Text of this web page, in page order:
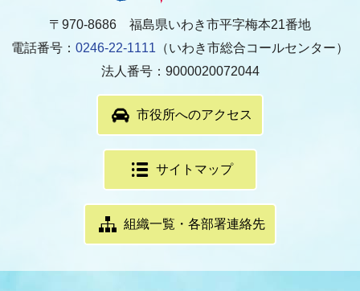
〒970-8686 福島県いわき市平字梅本21番地
電話番号： 0246-22-1111 （いわき市総合コールセンター）
法人番号：9000020072044
市役所へのアクセス
サイトマップ
組織一覧・各部署連絡先